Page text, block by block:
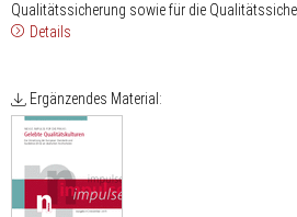
Qualitätssicherung sowie für die
Details
Ergänzendes Material: